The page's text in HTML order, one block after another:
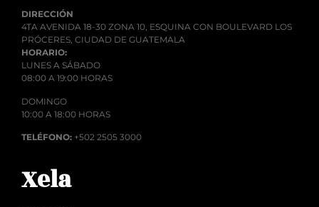
DIRECCIÓN
4TA AVENIDA 18-30 ZONA 10, ESQUINA CON BOULEVARD LOS
PRÓCERES, CIUDAD DE GUATEMALA
HORARIO:
LUNES A SÁBADO
08:00 A 19:00 HORAS
DOMINGO
10:00 A 18:00 HORAS
TELÉFONO: +502 2505 3000
Xela